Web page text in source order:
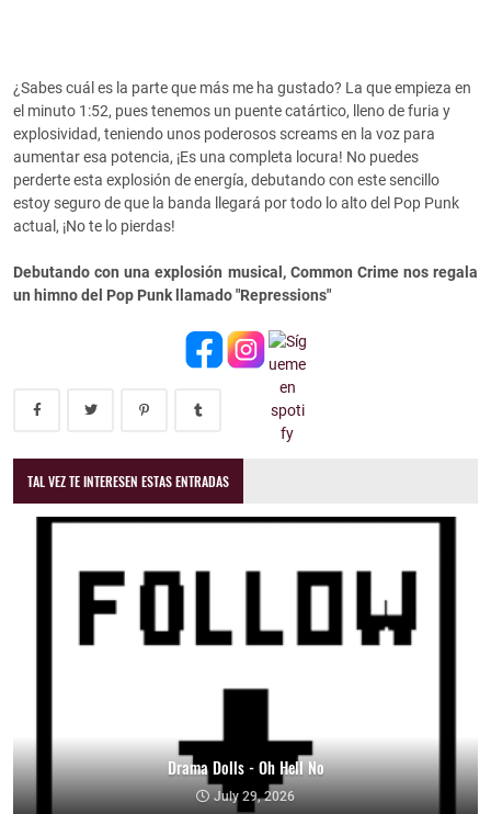
¿Sabes cuál es la parte que más me ha gustado? La que empieza en
el minuto 1:52, pues tenemos un puente catártico, lleno de furia y
explosividad, teniendo unos poderosos screams en la voz para
aumentar esa potencia, ¡Es una completa locura! No puedes
perderte esta explosión de energía, debutando con este sencillo
estoy seguro de que la banda llegará por todo lo alto del Pop Punk
actual, ¡No te lo pierdas!
Debutando con una explosión musical, Common Crime nos regala
un himno del Pop Punk llamado "Repressions"
TAL VEZ TE INTERESEN ESTAS ENTRADAS
Drama Dolls - Oh Hell No
July 29, 2026